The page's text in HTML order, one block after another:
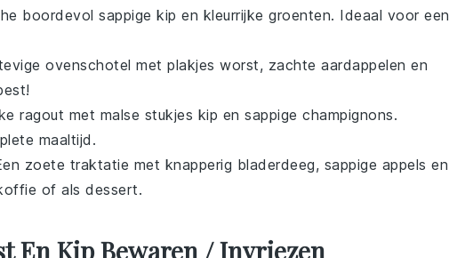
boordevol sappige kip en kleurrijke groenten. Ideaal voor een
ovenschotel met plakjes worst, zachte aardappelen en
ragout met malse stukjes kip en sappige champignons.
maaltijd.
zoete traktatie met knapperig bladerdeeg, sappige appels en
of als dessert.
En Kip Bewaren / Invriezen